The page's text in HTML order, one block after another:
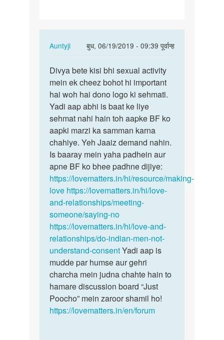
Auntyji
बुध, 06/19/2019 - 09:39 पूर्वान्ह
In
to
me
apne
bf
s
boht
love
krti…
by
divya
k
Divya
bete
kisi
bhi
sexual…
Divya bete kisi bhi sexual activity
mein ek cheez bohot hi important
hai woh hai dono logo ki sehmati.
Yadi aap abhi is baat ke liye
sehmat nahi hain toh aapke BF ko
aapki marzi ka samman karna
chahiye. Yeh Jaaiz demand nahin.
Is baaray mein yaha padhein aur
apne BF ko bhee padhne dijiye:
https://lovematters.in/hi/resource/making-
love https://lovematters.in/hi/love-
and-relationships/meeting-
someone/saying-no
https://lovematters.in/hi/love-and-
relationships/do-indian-men-not-
understand-consentYadi aap is
mudde par humse aur gehri
charcha mein judna chahte hain to
hamare discussion board “Just
Poocho” mein zaroor shamil ho!
https://lovematters.in/en/forum